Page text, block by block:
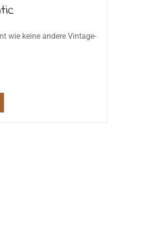
wie keine andere Vintage-